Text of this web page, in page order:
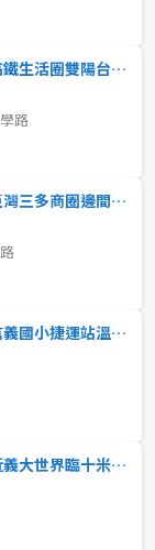
高雄豪宅專家 Andy1040高鐵生活圈雙陽台明亮超值美三房
路
高雄豪宅專家 Andy0595亞灣三多商圈邊間明亮四房大平車
高雄豪宅專家 Andy1069信義國小捷運站溫馨美二房
高雄豪宅專家 Andy7641近義大世界臨十米路農地